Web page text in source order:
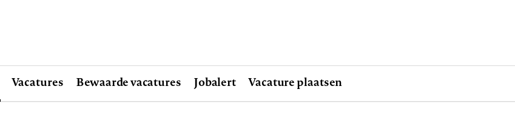
Vacatures Bewaarde vacatures Jobalert Vacature plaatsen